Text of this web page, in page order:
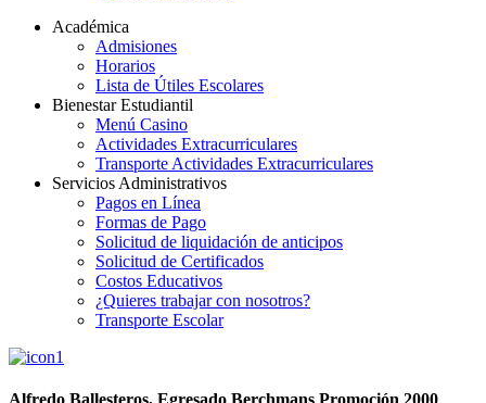
Académica
Admisiones
Horarios
Lista de Útiles Escolares
Bienestar Estudiantil
Menú Casino
Actividades Extracurriculares
Transporte Actividades Extracurriculares
Servicios Administrativos
Pagos en Línea
Formas de Pago
Solicitud de liquidación de anticipos
Solicitud de Certificados
Costos Educativos
¿Quieres trabajar con nosotros?
Transporte Escolar
Alfredo Ballesteros, Egresado Berchmans Promoción 2000